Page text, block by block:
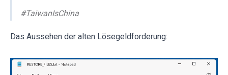
#TaiwanIsChina
Das Aussehen der alten Lösegeldforderung: